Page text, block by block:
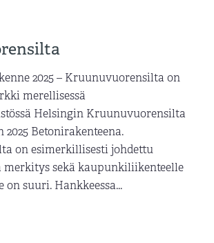
2025 – Kruunuvuorensilta on
merellisessä
Helsingin Kruunuvuorensilta
Betonirakenteena.
on esimerkillisesti johdettu
merkitys sekä kaupunkiliikenteelle
suuri. Hankkeessa...